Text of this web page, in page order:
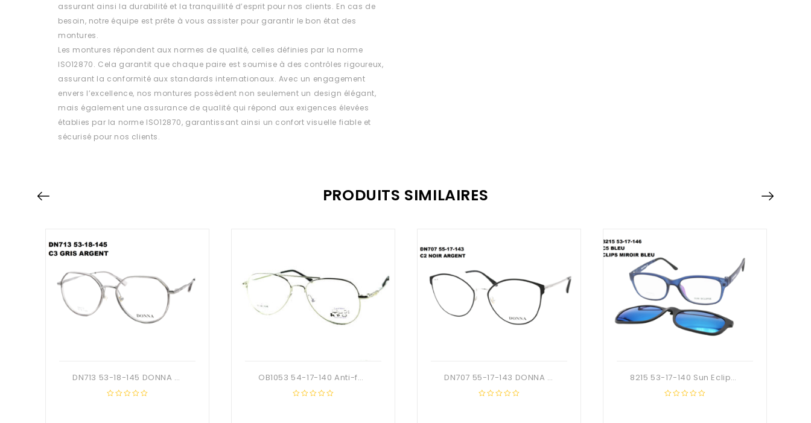
assurant ainsi la durabilité et la tranquillité d’esprit pour nos clients. En cas de
besoin, notre équipe est prête à vous assister pour garantir le bon état des
montures.
Les montures répondent aux normes de qualité, celles définies par la norme
ISO12870. Cela garantit que chaque paire est soumise à des contrôles rigoureux,
assurant la conformité aux standards internationaux. Avec un engagement
envers l’excellence, nos montures possèdent non seulement un design élégant,
mais également une assurance de qualité qui répond aux exigences élevées
établies par la norme ISO12870, garantissant ainsi un confort visuelle fiable et
sécurisé pour nos clients.
PRODUITS SIMILAIRES
DN713 53-18-145 DONNA OPTIC + Etui OB1053 54-17-140 Anti-fatigue DN707 55-17-143 DONNA OPTIC + Etui 8215 53-17-140 Sun Eclipse